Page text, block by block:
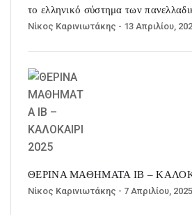
το ελληνικό σύστημα των
Νίκος Καρινιωτάκης - 13 Απριλίου,
ΘΕΡΙΝΑ ΜΑΘΗΜΑΤΑ IB –
Νίκος Καρινιωτάκης - 7 Απριλίου, 2025